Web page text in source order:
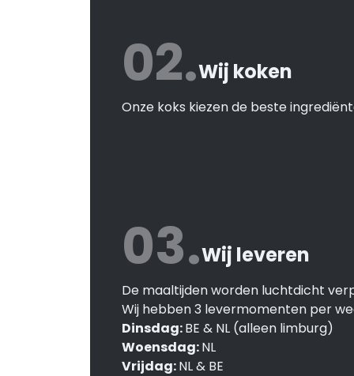
02.Wij koken
Onze koks kiezen de beste
03.Wij leveren
De maaltijden worden luchtdicht
Wij hebben 3 levermomenten per
Dinsdag:BE & NL (alleen limburg)
Woensdag:NL
Vrijdag:NL & BE